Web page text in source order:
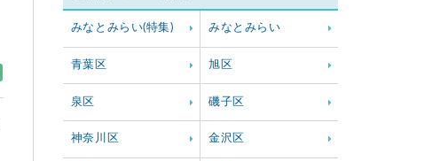
みなとみらい(特集) みなとみらい
青葉区 旭区
泉区 磯子区
神奈川区 金沢区